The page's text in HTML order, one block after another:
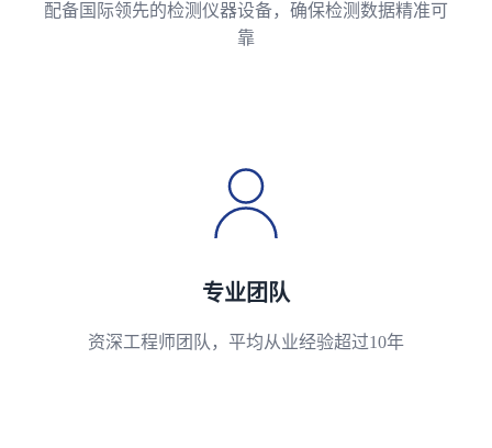
配备国际领先的检测仪器设备，确保检测数据精准可
靠
专业团队
资深工程师团队，平均从业经验超过10年